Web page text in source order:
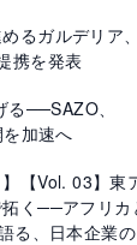
るガルデリア、
携を発表
──SAZO、
加速へ
【Vol. 03】東
く──アフリカ
る、日本企業の